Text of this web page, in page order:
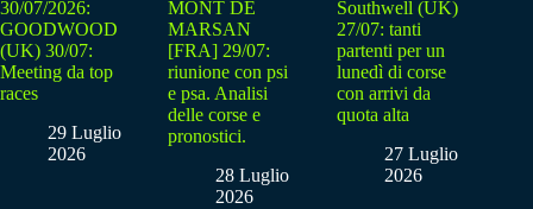
30/07/2026:
GOODWOOD
(UK) 30/07:
Meeting da top
races
29 Luglio
2026
MONT DE
MARSAN
[FRA] 29/07:
riunione con psi
e psa. Analisi
delle corse e
pronostici.
28 Luglio
2026
Southwell (UK)
27/07: tanti
partenti per un
lunedì di corse
con arrivi da
quota alta
27 Luglio
2026